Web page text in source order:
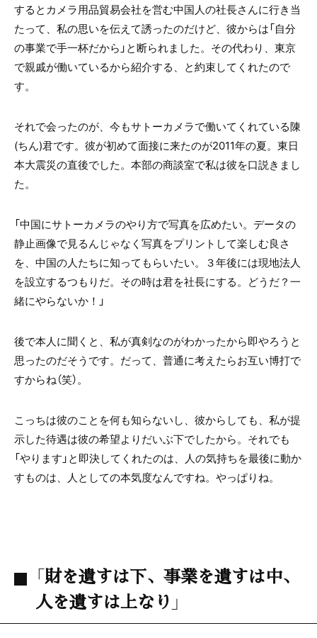
するとカメラ用品貿易会社を営む中国人の社長さんに行き当
たって、私の思いを伝えて誘ったのだけど、彼からは「自分
の事業で手一杯だから」と断られました。その代わり、東京
で親戚が働いているから紹介する、と約束してくれたので
す。
それで会ったのが、今もサトーカメラで働いてくれている陳
(ちん)君です。彼が初めて面接に来たのが2011年の夏。東日
本大震災の直後でした。本部の商談室で私は彼を口説きまし
た。
「中国にサトーカメラのやり方で写真を広めたい。データの
静止画像で見るんじゃなく写真をプリントして楽しむ良さ
を、中国の人たちに知ってもらいたい。３年後には現地法人
を設立するつもりだ。その時は君を社長にする。どうだ？一
緒にやらないか！」
後で本人に聞くと、私が真剣なのがわかったから即やろうと
思ったのだそうです。だって、普通に考えたらお互い博打で
すからね（笑）。
こっちは彼のことを何も知らないし、彼からしても、私が提
示した待遇は彼の希望よりだいぶ下でしたから。それでも
「やります」と即決してくれたのは、人の気持ちを最後に動か
すものは、人としての本気度なんですね。やっぱりね。
「財を遺すは下、事業を遺すは中、
人を遺すは上なり」